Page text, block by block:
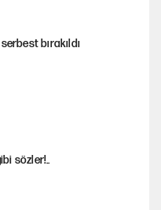
serbest bırakıldı
sözler!..